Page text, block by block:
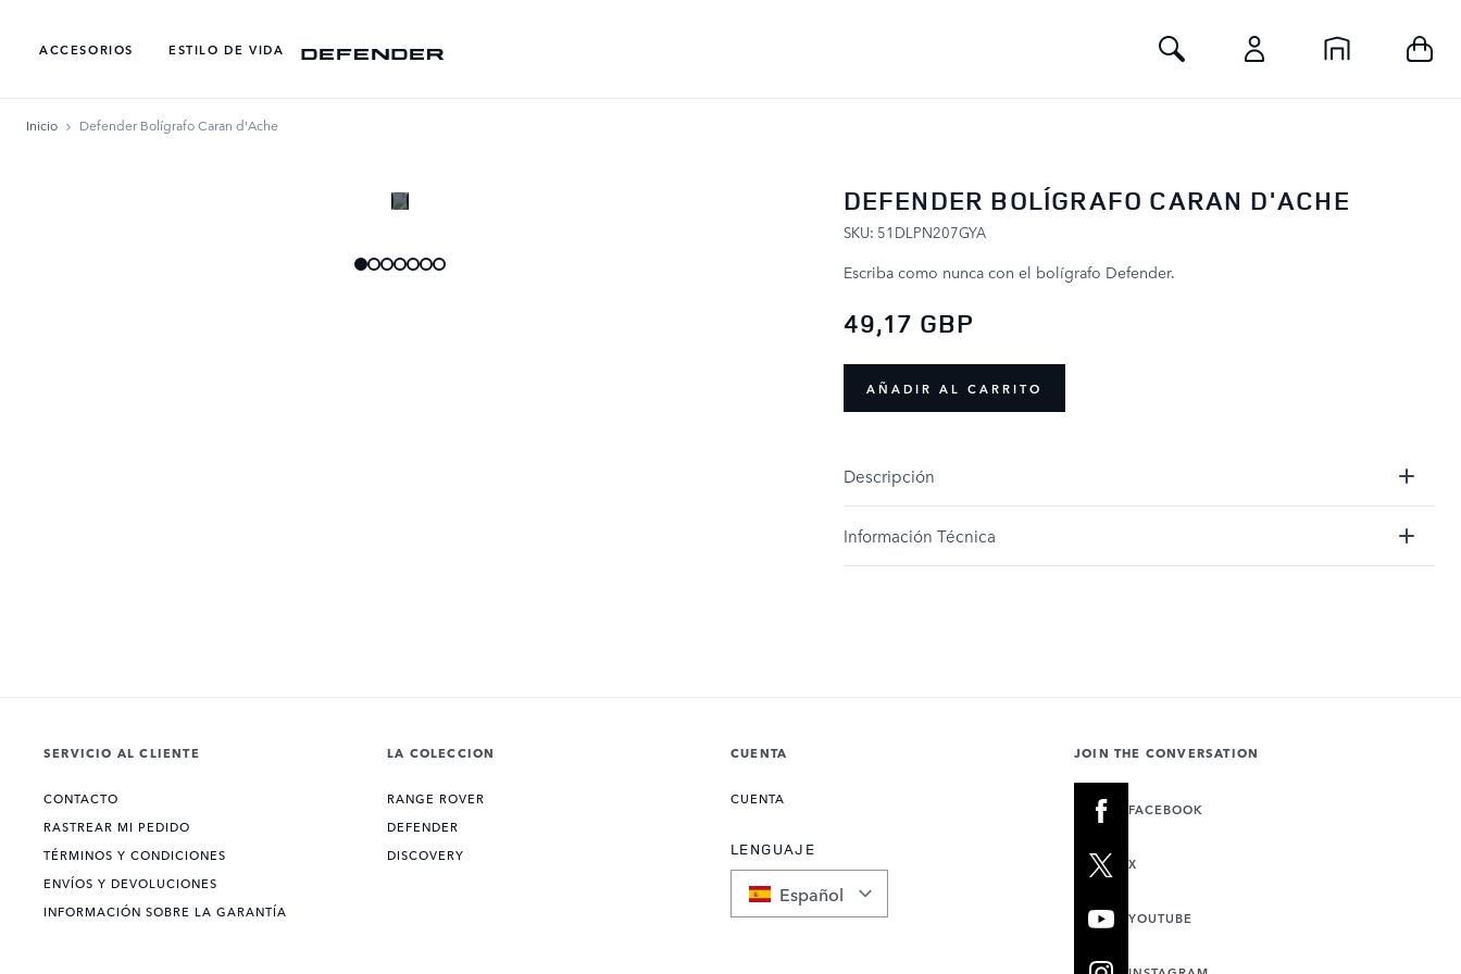
ACCESORIOS
ESTILO DE VIDA​ Toggle Search
Inicio Defender Bolígrafo Caran d'Ache
DEFENDER BOLÍGRAFO CARAN D'ACHE
SKU: 51DLPN207GYA
Escriba como nunca con el bolígrafo Defender.
49,17 GBP
AÑADIR AL CARRITO
Descripción
Información Técnica
SERVICIO AL CLIENTE
CONTACTO
RASTREAR MI PEDIDO
TÉRMINOS Y CONDICIONES
ENVÍOS Y DEVOLUCIONES
INFORMACIÓN SOBRE LA GARANTÍA
LA COLECCION
RANGE ROVER
DEFENDER
DISCOVERY
CUENTA
CUENTA
LENGUAJE
Español
JOIN THE CONVERSATION
FACEBOOK
X
YOUTUBE